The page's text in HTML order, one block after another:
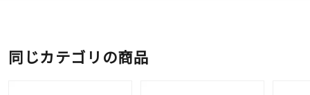
同じカテゴリの商品